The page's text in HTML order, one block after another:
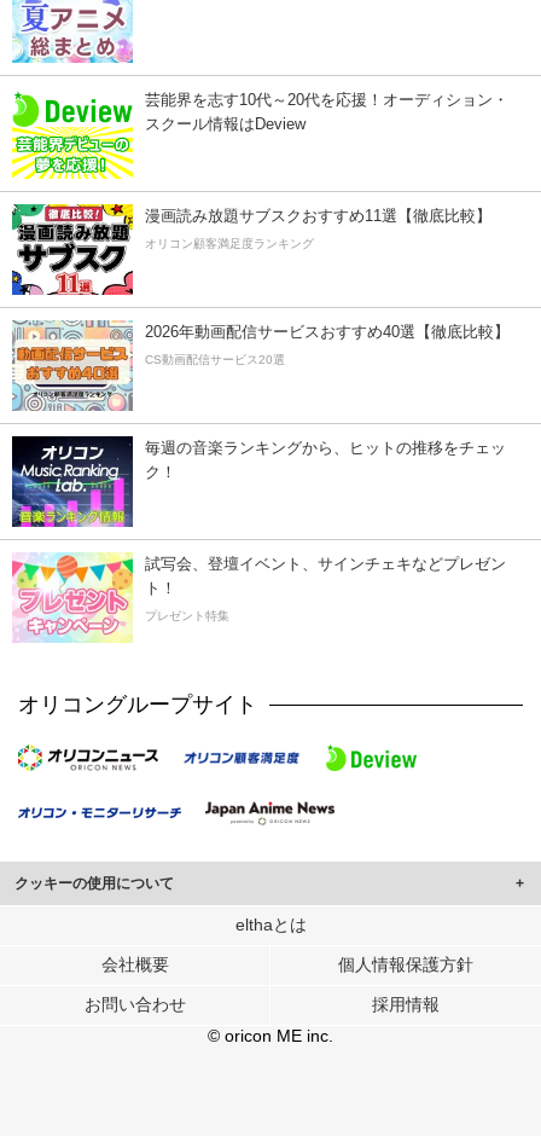
芸能界を志す10代～20代を応援！オーディション・
スクール情報はDeview
漫画読み放題サブスクおすすめ11選【徹底比較】
オリコン顧客満足度ランキング
2026年動画配信サービスおすすめ40選【徹底比較】
CS動画配信サービス20選
毎週の音楽ランキングから、ヒットの推移をチェッ
ク！
試写会、登壇イベント、サインチェキなどプレゼン
ト！
プレゼント特集
オリコングループサイト
クッキーの使用について
このサイトでは Cookie を使用して、ユーザーに合わせたコンテンツや広告の
行っています。
メディアや広告配信、データ解析の各パートナーに提供しています。
各パートナーは、この情報とユーザーが各パートナーに提供した他の情報や、
ユーザーが各パートナーのサービスを使用したときに収集した他の情報を組み
elthaとは
会社概要 個人情報保護方針
お問い合わせ
採用情報
© oricon ME inc.